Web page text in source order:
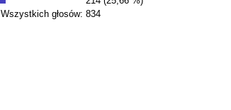
Wszystkich głosów: 834